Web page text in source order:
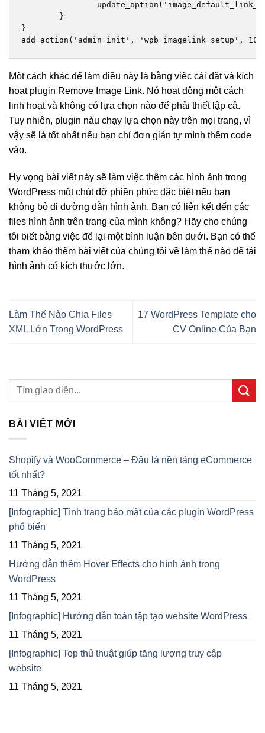
}
add_action('admin_init', 'wpb_imagelink_setup',
Một cách khác để làm điều này là bằng việc cài đặt và kích
hoạt plugin Remove Image Link. Nó hoạt động một cách
linh hoạt và không có lựa chọn nào để phải thiết lập cả.
Tuy nhiên, plugin nàu chạy lựa chọn này trên mọi trang, vì
vậy sẽ là tốt nhất nếu bạn chỉ đơn giản tự mình thêm code
vào.
Hy vọng bài viết này sẽ làm việc thêm các hình ảnh trong
WordPress một chút đỡ phiền phức đặc biệt nếu bạn
không bỏ đi đường dẫn hình ảnh. Bạn có liên kết đến các
files hình ảnh trên trang của mình không? Hãy cho chúng
tôi biết bằng việc để lại một bình luận bên dưới. Bạn có thể
tham khảo thêm bài viết của chúng tôi về làm thế nào để tải
hình ảnh có kích thước lớn.
Làm Thế Nào Chia Files
XML Lớn Trong WordPress
17 WordPress Template cho
CV Online Của Bạn
BÀI VIẾT MỚI
Shopify và WooCommerce – Đâu là nền tảng eCommerce
tốt nhất?
11 Tháng 5, 2021
[Infographic] Tình trạng bảo mật của các plugin WordPress
phổ biến
11 Tháng 5, 2021
Hướng dẫn thêm Hover Effects cho hình ảnh trong
WordPress
11 Tháng 5, 2021
[Infographic] Hướng dẫn toàn tập tạo website WordPress
11 Tháng 5, 2021
[Infographic] Top thủ thuật giúp tăng lượng truy cập
website
11 Tháng 5, 2021